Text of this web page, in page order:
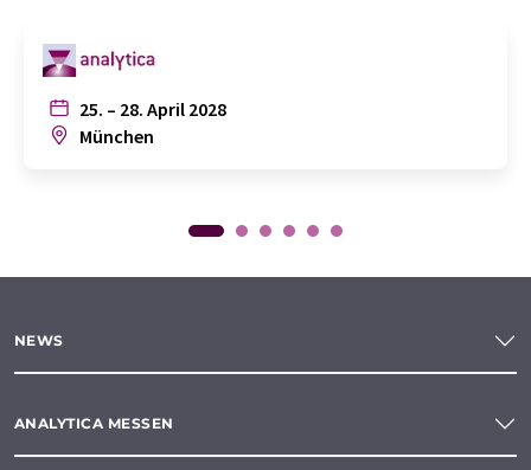
25. – 28. April 2028
München
NEWS
ANALYTICA MESSEN